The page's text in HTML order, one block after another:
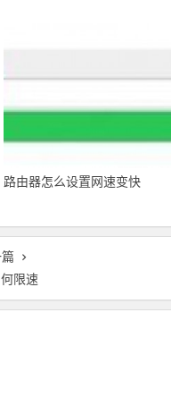
路由器怎么设置网速变快
限速